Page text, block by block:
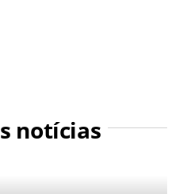
notícias